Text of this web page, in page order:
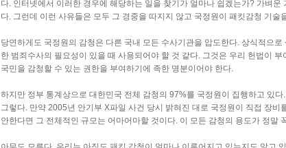
다. 인터넷에서 이러한 경우에 해당하는 일을 찾기가 얼마나 쉽겠는가? 가벼운
다. 그런데 이런 사유들은 모두 그 경중을 따지지 않고 국정원이 패킷감청 기술
당연하게도 국정원의 감청은 다른 국내 모든 수사기관을 압도한다. 상식적으
한 범죄수사의 필요성이 있을 때 사용되어야 할 것 같다. 그것은 우리 헌법이
국민을 감청할 수 있는 권한을 부여하기에 족한 명분이어야 한다.
하지만 정부 통계상으로 대한민국 전체 감청의 97%를 국정원이 집행하고 있
그렇다. 만약 2005년 안기부 X파일 사건 당시 밝혀진 대로 국정원이 직접 장
안한다면 그 전체적인 규모는 어마어마할 것이다. 이 모든 감청의 용도가 정말